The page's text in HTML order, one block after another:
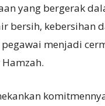
yang bergerak
bersih, kebersihan
menjadi